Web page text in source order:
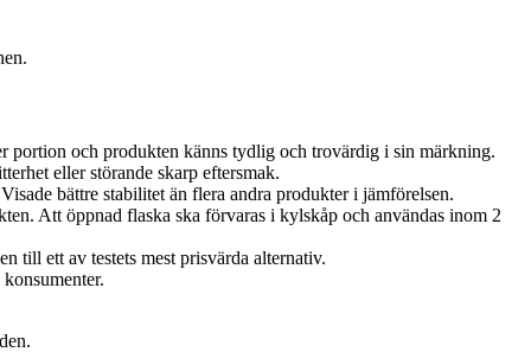
portion och produkten känns tydlig och trovärdig i sin märkning.
eller störande skarp eftersmak.
bättre stabilitet än flera andra produkter i jämförelsen.
Att öppnad flaska ska förvaras i kylskåp och användas inom 2
till ett av testets mest prisvärda alternativ.